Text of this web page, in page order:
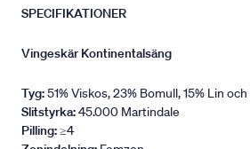
SPECIFIKATIONER
Vingeskär Kontinentalsäng
Tyg:51% Viskos, 23% Bomull, 15% Lin
Slitstyrka:45.000 Martindale
Pilling:≥4